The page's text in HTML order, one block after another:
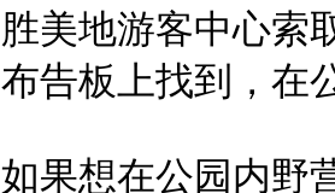
胜美地游客中心索
布告板上找到，在
如果想在公园内野